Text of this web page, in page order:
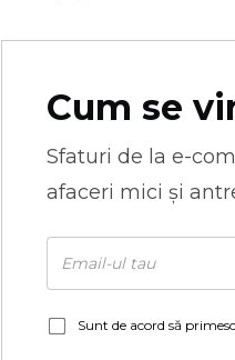
Cum se
Sfaturi de la e-
afaceri mici și
Sunt de acord să